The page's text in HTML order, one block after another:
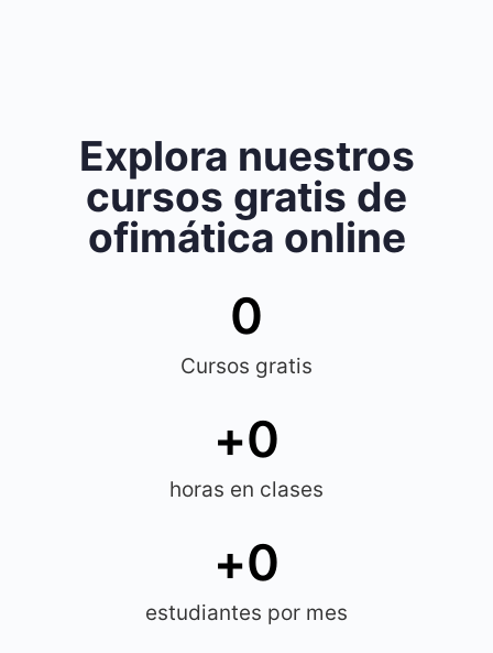
Explora nuestros
cursos gratis de
ofimática online
0
Cursos gratis
+0
horas en clases
+0
estudiantes por mes